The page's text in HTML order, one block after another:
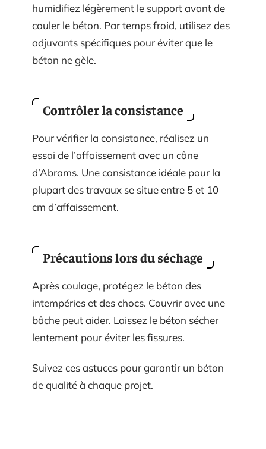
humidifiez légèrement le support avant de
couler le béton. Par temps froid, utilisez des
adjuvants spécifiques pour éviter que le
béton ne gèle.
Contrôler la consistance
Pour vérifier la consistance, réalisez un
essai de l’affaissement avec un cône
d’Abrams. Une consistance idéale pour la
plupart des travaux se situe entre 5 et 10
cm d’affaissement.
Précautions lors du séchage
Après coulage, protégez le béton des
intempéries et des chocs. Couvrir avec une
bâche peut aider. Laissez le béton sécher
lentement pour éviter les fissures.
Suivez ces astuces pour garantir un béton
de qualité à chaque projet.